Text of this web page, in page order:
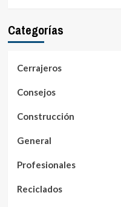
Categorías
Cerrajeros
Consejos
Construcción
General
Profesionales
Reciclados